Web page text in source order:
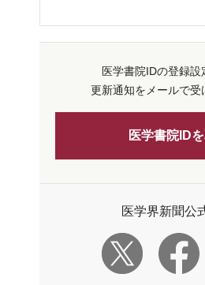
医学書院IDの登録設
更新通知をメールで受
医学書院ID
医学界新聞公